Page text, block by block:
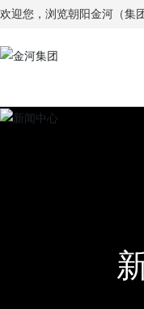
欢迎您，浏览朝阳金河（集